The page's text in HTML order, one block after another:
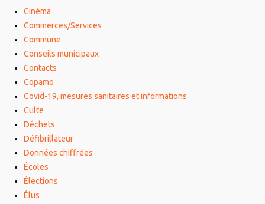
Cinéma
Commerces/Services
Commune
Conseils municipaux
Contacts
Copamo
Covid-19, mesures sanitaires et informations
Culte
Déchets
Défibrillateur
Données chiffrées
Écoles
Élections
Élus